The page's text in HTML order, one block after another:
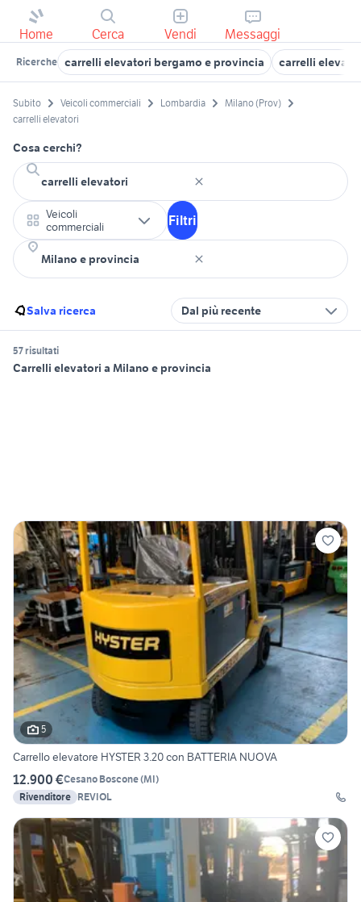
Home Cerca Vendi Messaggi
Ricerche carrelli elevatori bergamo e provincia carrelli
Subito Veicoli commerciali Lombardia
Milano (Prov)
carrelli elevatori
Cosa cerchi?
Veicoli
commerciali
Filtri
Salva ricerca Dal più recente
57 risultati
Carrelli elevatori a Milano e provincia
5
Carrello elevatore HYSTER 3.20 con BATTERIA NUOVA
12.900 €Cesano Boscone(MI)
Rivenditore REVIOL